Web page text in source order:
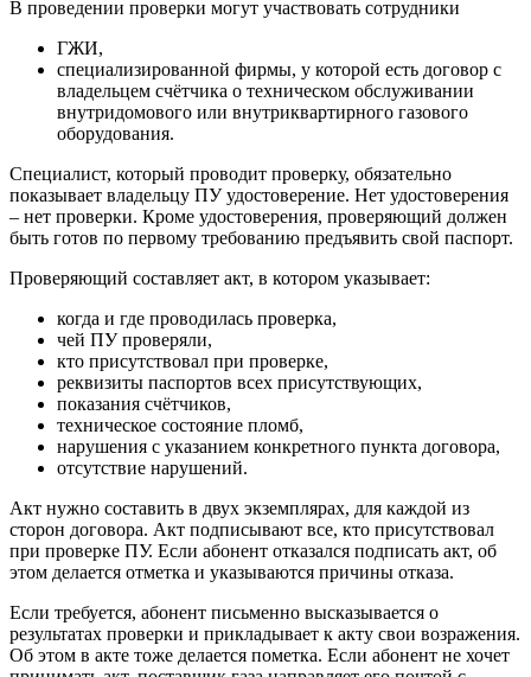
В проведении проверки могут участвовать сотрудники
ГЖИ,
специализированной фирмы, у которой есть договор с
владельцем счётчика о техническом обслуживании
внутридомового или внутриквартирного газового
оборудования.
Специалист, который проводит проверку, обязательно
показывает владельцу ПУ удостоверение. Нет удостоверения
– нет проверки. Кроме удостоверения, проверяющий должен
быть готов по первому требованию предъявить свой паспорт.
Проверяющий составляет акт, в котором указывает:
когда и где проводилась проверка,
чей ПУ проверяли,
кто присутствовал при проверке,
реквизиты паспортов всех присутствующих,
показания счётчиков,
техническое состояние пломб,
нарушения с указанием конкретного пункта договора,
отсутствие нарушений.
Акт нужно составить в двух экземплярах, для каждой из
сторон договора. Акт подписывают все, кто присутствовал
при проверке ПУ. Если абонент отказался подписать акт, об
этом делается отметка и указываются причины отказа.
Если требуется, абонент письменно высказывается о
результатах проверки и прикладывает к акту свои возражения.
Об этом в акте тоже делается пометка. Если абонент не хочет